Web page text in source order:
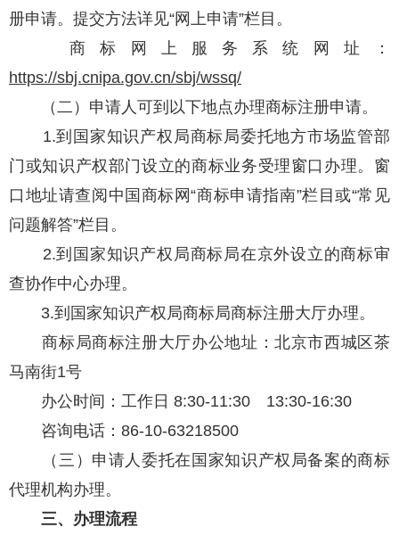
册申请。提交方法详见“网上申请”栏目。
商标网上服务系统网址：
https://sbj.cnipa.gov.cn/sbj/wssq/
（二）申请人可到以下地点办理商标注册申请。
1.到国家知识产权局商标局委托地方市场监管部
门或知识产权部门设立的商标业务受理窗口办理。窗
口地址请查阅中国商标网“商标申请指南”栏目或“常见
问题解答”栏目。
2.到国家知识产权局商标局在京外设立的商标审
查协作中心办理。
3.到国家知识产权局商标局商标注册大厅办理。
商标局商标注册大厅办公地址：北京市西城区茶
马南街1号
办公时间：工作日 8:30-11:30 13:30-16:30
咨询电话：86-10-63218500
（三）申请人委托在国家知识产权局备案的商标
代理机构办理。
三、办理流程